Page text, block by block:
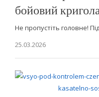
бойовий
Не пропустіть головне!
25.03.2026